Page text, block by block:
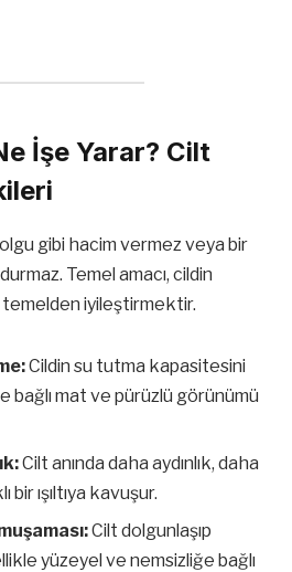
İşe Yarar? Cilt
gibi hacim vermez veya bir
Temel amacı, cildin
temelden iyileştirmektir.
Cildin su tutma kapasitesini
bağlı mat ve pürüzlü görünümü
Cilt anında daha aydınlık, daha
bir ışıltıya kavuşur.
Cilt dolgunlaşıp
yüzeyel ve nemsizliğe bağlı